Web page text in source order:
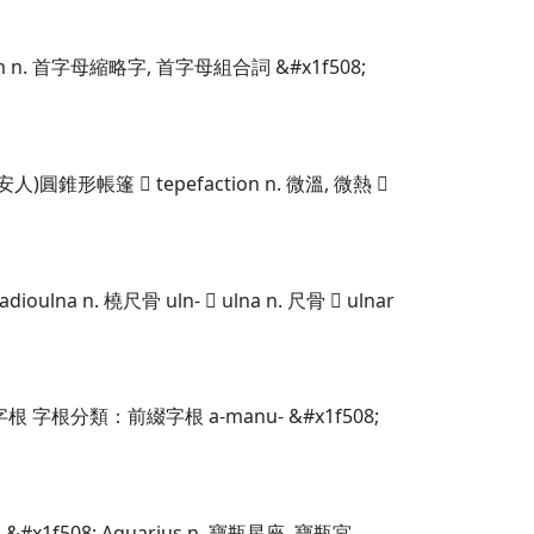
首字母縮略字, 首字母組合詞 &#x1f508;
人)圓錐形帳篷  tepefaction n. 微溫, 微熱 
n. 橈尺骨 uln-  ulna n. 尺骨  ulnar
字根分類：前綴字根 a-manu- &#x1f508;